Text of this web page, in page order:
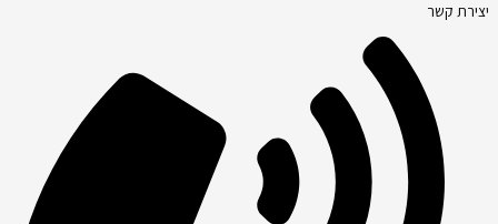
יצירת קשר